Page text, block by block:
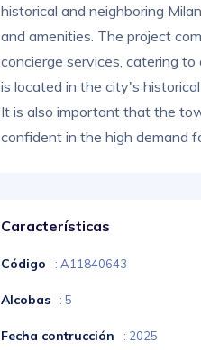
historical and neighboring
and amenities. The project
concierge services, catering
is located in the city's
It is also important that the
confident in the high demand
Características
Código : A11840643
Alcobas : 5
Fecha contrucción : 2025